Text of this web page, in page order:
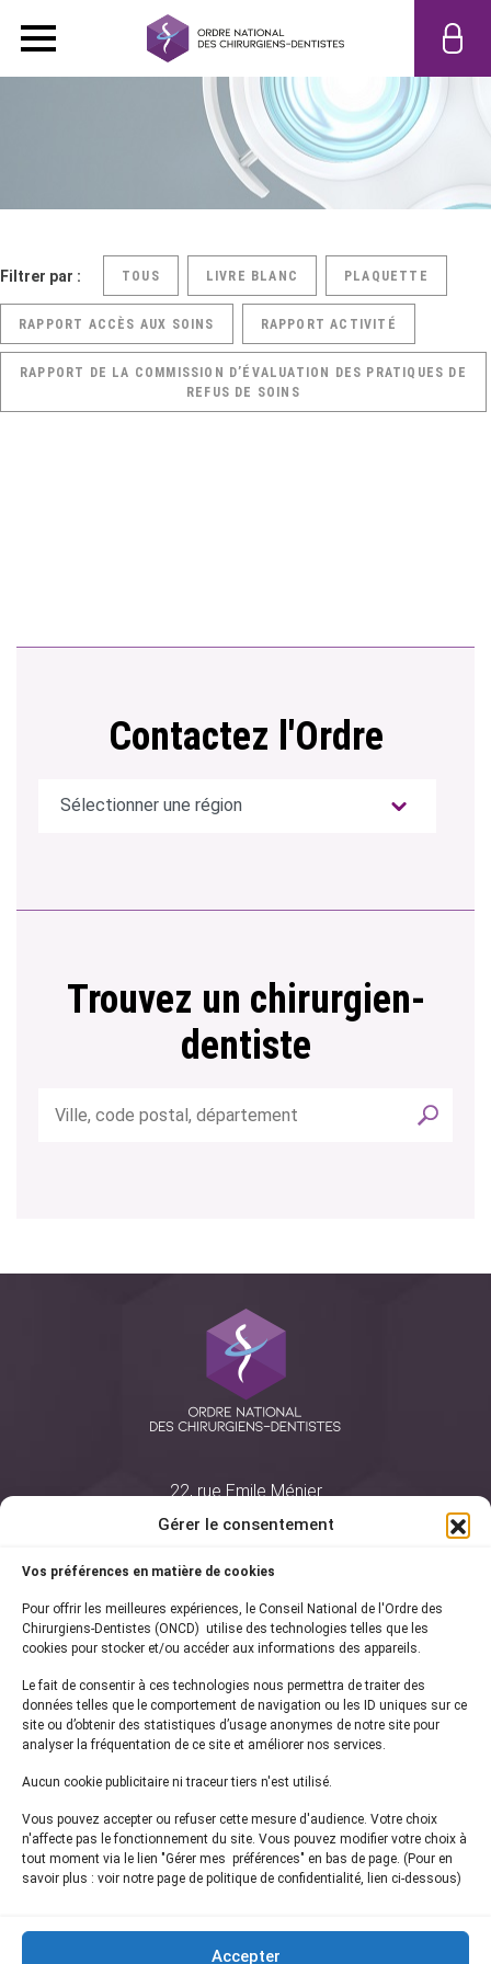
Gérer le consentement
Vos préférences en matière de cookies
Pour offrir les meilleures expériences, le Conseil National de l'Ordre des
Chirurgiens-Dentistes (ONCD) utilise des technologies telles que les
cookies pour stocker et/ou accéder aux informations des appareils.
Le fait de consentir à ces technologies nous permettra de traiter des
données telles que le comportement de navigation ou les ID uniques sur ce
site ou d’obtenir des statistiques d’usage anonymes de notre site pour
analyser la fréquentation de ce site et améliorer nos services.
Aucun cookie publicitaire ni traceur tiers n'est utilisé.
Vous pouvez accepter ou refuser cette mesure d'audience. Votre choix
n'affecte pas le fonctionnement du site. Vous pouvez modifier votre choix à
tout moment via le lien "Gérer mes préférences" en bas de page. (Pour en
savoir plus : voir notre page de politique de confidentialité, lien ci-dessous)
Accepter
Filtrer par : TOUS LIVRE BLANC PLAQUETTE
RAPPORT ACCÈS AUX SOINS RAPPORT ACTIVITÉ
RAPPORT DE LA COMMISSION D’ÉVALUATION DES PRATIQUES DE
REFUS DE SOINS
Contactez l'Ordre
Trouvez un chirurgien-
dentiste
22, rue Emile Ménier
75761 Paris Cedex 16
01 44 34 78 80
courrier@oncd.org
Actualités
Presse
Informations légales
Plan du site
Inscrivez-vous à notrenewsletter